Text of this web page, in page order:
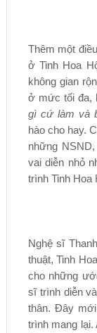
Thêm một
ở Tinh Hoa
không gian
ở mức tối đa,
gì cứ làm và
hào cho hay.
những
vai diễn nhỏ
trình Tinh Hoa
Nghệ sĩ
thuật, Tinh
cho những
sĩ trình diễn
thân. Đây
trình mang lại.